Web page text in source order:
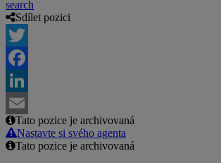
search
Sdílet pozici
Twitter
Facebook
LinkedIn
Email
Tato pozice je archivovaná
Nastavte si svého agenta
Tato pozice je archivovaná